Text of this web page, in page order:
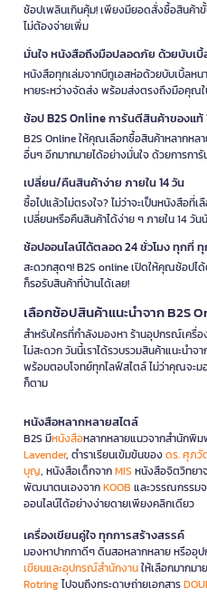
ช้อปเพลินเกินคุ้ม! เพียงมียอดสั่งซื้อสินค้
ไม่ต้องจ่ายเพิ่ม
มั่นใจ หนังสือถึงมือปลอดภัย ด้วยบับเบิ้
หนังสือทุกเล่มจากบีทูเอสห่อด้วยบับเบิ้ลห
หายระหว่างจัดส่ง พร้อมส่งตรงถึงมือคุ
ช้อป B2S Online การันตีสินค้าของแท้
B2S Online ให้คุณเลือกซื้อสินค้าหลากหล
อื่นๆ อีกมากมายได้อย่างมั่นใจ ด้วยการกา
เปลี่ยน/คืนสินค้าง่าย ภายใน 14 วัน
ซื้อไปแล้วไม่ตรงใจ? ไม่ว่าจะเป็นหนังสือ
เปลี่ยนหรือคืนสินค้าได้ง่าย ๆ ภายใน 14 วั
ช้อปออนไลน์ได้ตลอด 24 ชั่วโมง ทุกที่ ทุ
สะดวกสุดๆ! B2S online เปิดให้คุณช้อปไ
ก็รอรับสินค้าที่บ้านได้เลย!
เลือกช้อปสินค้าแนะนำจาก B2S
สำหรับใครที่กำลังมองหา ร้านอุปกรณ์เครื่
ไม่สะดวก วันนี้เราได้รวบรวมสินค้าแนะนำ
พร้อมตอบโจทย์ทุกไลฟ์สไตล์ ไม่ว่าคุณจะ
ก็ตาม
หนังสือหลากหลายสไตล์
B2S มีหนังสือหลากหลายแนวจากสำนักพิม
Lavender, ตำราเรียนเข้มข้นของดร. ศุภ
บุญ, หนังสือเด็กจากMIS หนังสือจิตวิทยา
พัฒนาตนเองจากKOOB และวรรณกรรม
ออนไลน์ได้อย่างง่ายดายเพียงคลิกเดียว
เครื่องเขียนคู่ใจ ทุกการสร้างสรรค์
มองหาปากกาดีๆ ดินสอหลากหลาย หรืออุ
เขียนและอุปกรณ์สำนักงานให้เลือกมากม
Rotringไปจนถึงกระดาษถ่ายเอกสาร